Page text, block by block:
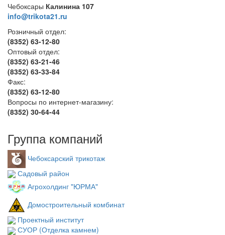
Чебоксары Калинина 107
info@trikota21.ru
Розничный отдел:
(8352) 63-12-80
Оптовый отдел:
(8352) 63-21-46
(8352) 63-33-84
Факс:
(8352) 63-12-80
Вопросы по интернет-магазину:
(8352) 30-64-44
Группа компаний
Чебоксарский трикотаж
Садовый район
Агрохолдинг "ЮРМА"
Домостроительный комбинат
Проектный институт
СУОР (Отделка камнем)